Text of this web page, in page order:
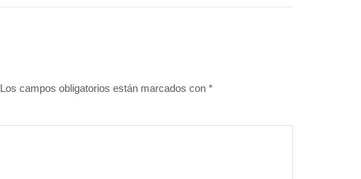
Los campos obligatorios están marcados con *